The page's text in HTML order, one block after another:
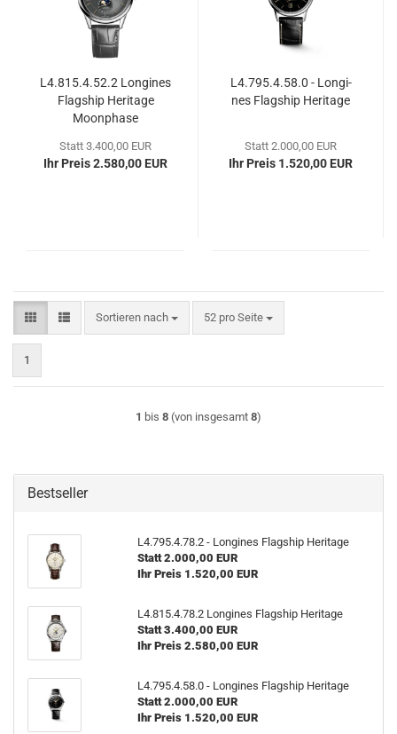
L4.815.4.52.2 Lon­gi­nes
Flag­ship He­ri­ta­ge
Moon­pha­se
Statt 3.400,00 EUR
Ihr Preis 2.580,00 EUR
L4.795.4.58.0 - Lon­gi­
nes Flag­ship He­ri­ta­ge
Statt 2.000,00 EUR
Ihr Preis 1.520,00 EUR
Sortieren nach
Sortieren nach 52 pro Seite
pro Seite
1
1 bis 8 (von insgesamt 8)
Bestseller
L4.795.4.78.2 - Lon­gi­nes Flag­ship He­ri­ta­ge
Statt 2.000,00 EUR
Ihr Preis 1.520,00 EUR
L4.815.4.78.2 Lon­gi­nes Flag­ship He­ri­ta­ge
Statt 3.400,00 EUR
Ihr Preis 2.580,00 EUR
L4.795.4.58.0 - Lon­gi­nes Flag­ship He­ri­ta­ge
Statt 2.000,00 EUR
Ihr Preis 1.520,00 EUR